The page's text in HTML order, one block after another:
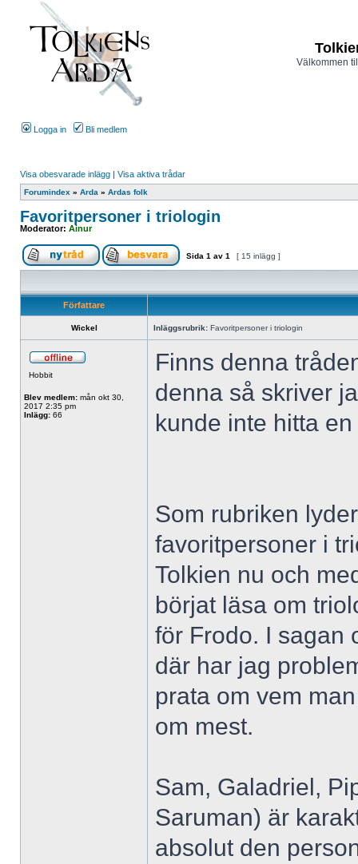
Välkommen
Logga in Bli medlem
Visa obesvarade inlägg | Visa aktiva trådar
Forumindex » Arda » Ardas folk
Favoritpersoner i triologin
Moderator: Ainur
Sida 1 av 1 [ 15 inlägg ]
Författare
Wickel Inläggsrubrik: Favoritpersoner i triologin
Hobbit
Blev medlem: mån okt 30,
2017 2:35 pm
Inlägg: 66
Finns denna
denna så skriver
kunde inte hitta en
Som rubriken
favoritpersoner i
Tolkien nu och
börjat läsa om
för Frodo. I sagan
där har jag
prata om vem
om mest.
Sam, Galadriel,
Saruman) är
absolut den